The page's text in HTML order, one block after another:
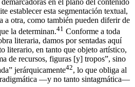
establecer esta segmentación textual,
a otra, como también pueden diferir de
la determinan.41 Conforme a toda
literaria, damos por sentadas aquí
literario, en tanto que objeto artístico,
de recursos, figuras [y] tropos”, sino
jerárquicamente42, lo que obliga al
—y no tanto sintagmática—